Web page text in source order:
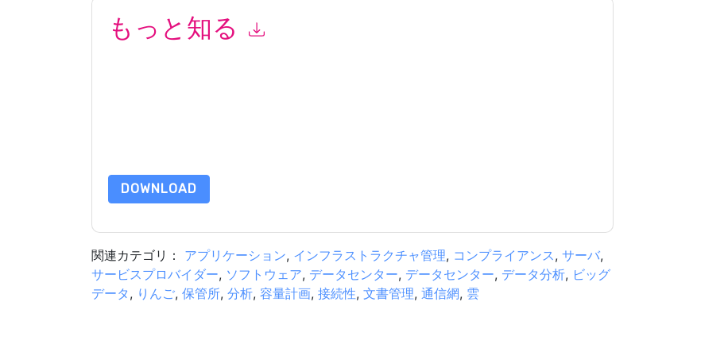
もっと知る
DOWNLOAD
関連カテゴリ： アプリケーション, インフラストラクチャ管理, コンプライアンス, サーバ,
サービスプロバイダー, ソフトウェア, データセンター, データセンター, データ分析, ビッグ
データ , りんご, 保管所, 分析, 容量計画, 接続性, 文書管理, 通信網, 雲